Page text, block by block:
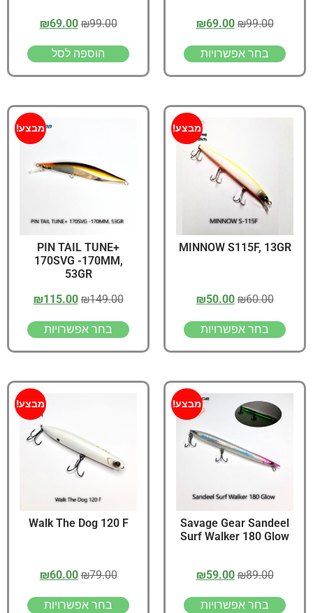
₪99.00
₪69.00
בחר אפשרויות
₪99.00
₪69.00
הוספה לסל
מבצע!
MINNOW S115F, 13GR
₪60.00
₪50.00
בחר אפשרויות
מבצע!
PIN TAIL TUNE+
170SVG -170MM,
53GR
₪149.00
₪115.00
בחר אפשרויות
מבצע!
Savage Gear Sandeel
Surf Walker 180 Glow
₪89.00
₪59.00
בחר אפשרויות
מבצע!
Walk The Dog 120 F
₪79.00
₪60.00
בחר אפשרויות